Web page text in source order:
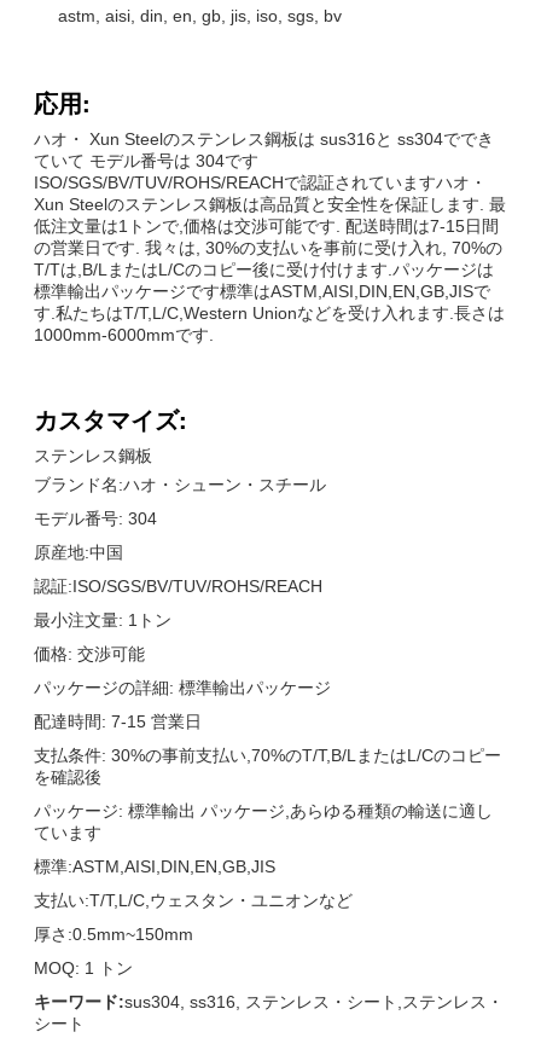
astm, aisi, din, en, gb, jis, iso, sgs, bv
応用:
ハオ・ Xun Steelのステンレス鋼板は sus316と ss304ででき
ていて モデル番号は 304です
ISO/SGS/BV/TUV/ROHS/REACHで認証されていますハオ・
Xun Steelのステンレス鋼板は高品質と安全性を保証します. 最
低注文量は1トンで,価格は交渉可能です. 配送時間は7-15日間
の営業日です. 我々は, 30%の支払いを事前に受け入れ, 70%の
T/Tは,B/LまたはL/Cのコピー後に受け付けます.パッケージは
標準輸出パッケージです標準はASTM,AISI,DIN,EN,GB,JISで
す.私たちはT/T,L/C,Western Unionなどを受け入れます.長さは
1000mm-6000mmです.
カスタマイズ:
ステンレス鋼板
ブランド名:ハオ・シューン・スチール
モデル番号: 304
原産地:中国
認証:ISO/SGS/BV/TUV/ROHS/REACH
最小注文量: 1トン
価格: 交渉可能
パッケージの詳細: 標準輸出パッケージ
配達時間: 7-15 営業日
支払条件: 30%の事前支払い,70%のT/T,B/LまたはL/Cのコピー
を確認後
パッケージ: 標準輸出 パッケージ,あらゆる種類の輸送に適し
ています
標準:ASTM,AISI,DIN,EN,GB,JIS
支払い:T/T,L/C,ウェスタン・ユニオンなど
厚さ:0.5mm~150mm
MOQ: 1 トン
キーワード:sus304, ss316, ステンレス・シート,ステンレス・
シート